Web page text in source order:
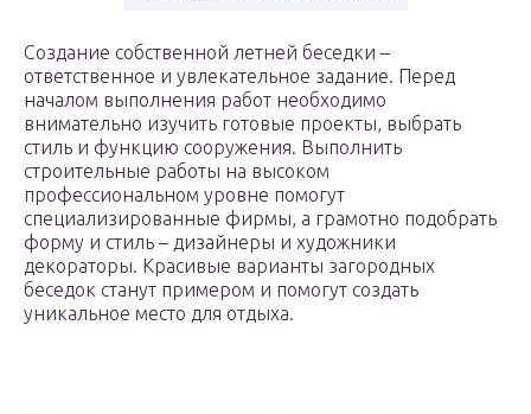
Создание собственной летней беседки –
ответственное и увлекательное задание. Перед
началом выполнения работ необходимо
внимательно изучить готовые проекты, выбрать
стиль и функцию сооружения. Выполнить
строительные работы на высоком
профессиональном уровне помогут
специализированные фирмы, а грамотно подобрать
форму и стиль – дизайнеры и художники
декораторы. Красивые варианты загородных
беседок станут примером и помогут создать
уникальное место для отдыха.